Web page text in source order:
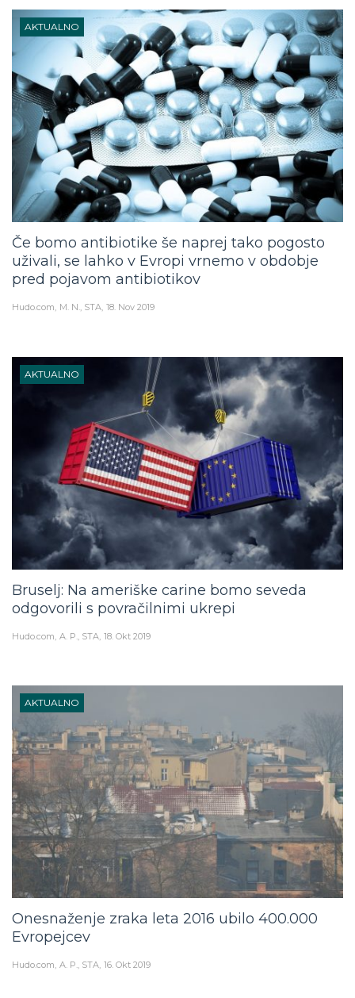
AKTUALNO
Če bomo antibiotike še naprej tako pogosto
uživali, se lahko v Evropi vrnemo v obdobje
pred pojavom antibiotikov
Hudo.com M. N., STA 18. Nov 2019
AKTUALNO
Bruselj: Na ameriške carine bomo seveda
odgovorili s povračilnimi ukrepi
Hudo.com A. P., STA 18. Okt 2019
AKTUALNO
Onesnaženje zraka leta 2016 ubilo 400.000
Evropejcev
Hudo.com A. P., STA 16. Okt 2019